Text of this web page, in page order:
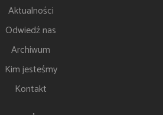
Aktualności
Odwiedź nas
Archiwum
Kim jesteśmy
Kontakt